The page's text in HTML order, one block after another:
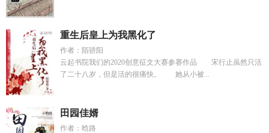
重生后皇上为我黑化了
作者：陌骄阳
云起书院我们的2020创意征文大赛参赛作品 宋行止虽然只活
了二十八岁，但是活的很痛快。 她从小被...
田园佳婿
作者：晗路